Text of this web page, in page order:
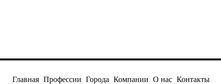
Главная Профессии Города Компании О нас Контакты